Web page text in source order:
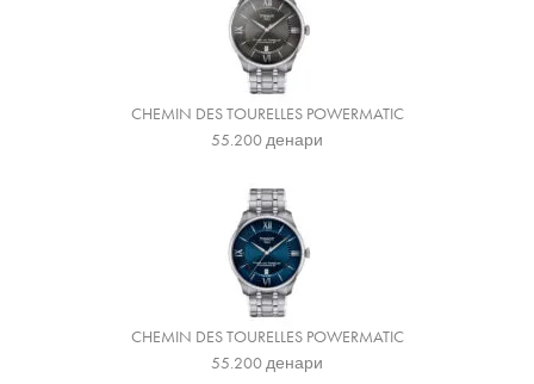
CHEMIN DES TOURELLES POWERMATIC
55.200денари
CHEMIN DES TOURELLES POWERMATIC
55.200денари